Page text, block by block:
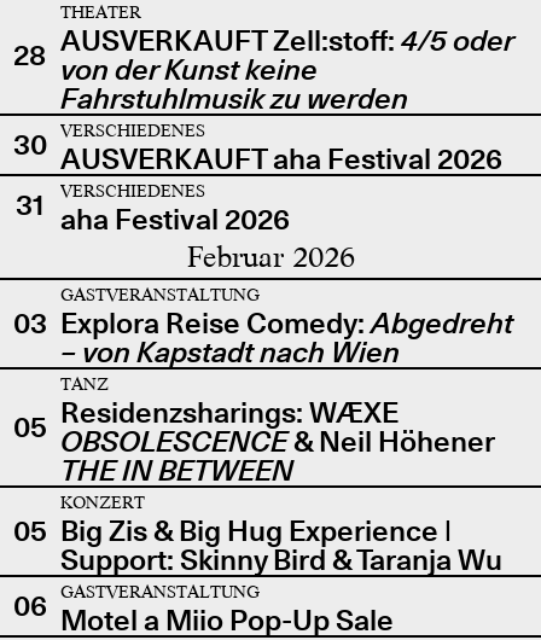
28
THEATER
AUSVERKAUFT Zell:stoff: 4/5 oder
von der Kunst keine
Fahrstuhlmusik zu werden
30
VERSCHIEDENES
AUSVERKAUFT aha Festival 2026
31
VERSCHIEDENES
aha Festival 2026
Februar 2026
03
GASTVERANSTALTUNG
Explora Reise Comedy:Abgedreht
– von Kapstadt nach Wien
05
TANZ
Residenzsharings: WÆXE
OBSOLESCENCE& Neil Höhener
THE IN BETWEEN
05
KONZERT
Big Zis & Big Hug Experience |
Support: Skinny Bird & Taranja Wu
06
GASTVERANSTALTUNG
Motel a Miio Pop-Up Sale